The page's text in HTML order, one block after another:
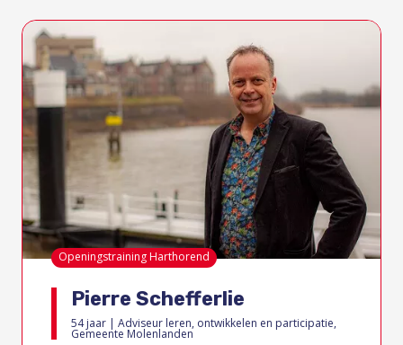
Openingstraining Harthorend
Pierre Schefferlie
54 jaar | Adviseur leren, ontwikkelen en participatie,
Gemeente Molenlanden